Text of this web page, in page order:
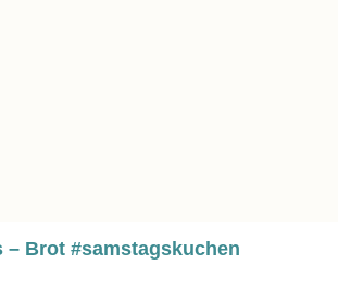
– Brot #samstagskuchen